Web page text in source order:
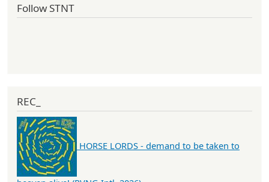
Follow STNT
REC_
HORSE LORDS - demand to be taken to